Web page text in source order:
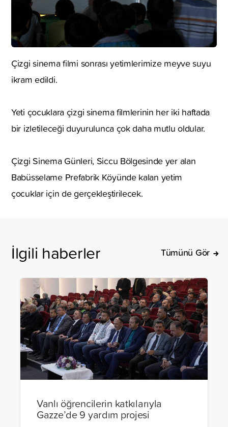
Çizgi sinema filmi sonrası yetimlerimize meyve suyu
ikram edildi.
Yeti çocuklara çizgi sinema filmlerinin her iki haftada
bir izletileceği duyurulunca çok daha mutlu oldular.
Çizgi Sinema Günleri, Siccu Bölgesinde yer alan
Babüsselame Prefabrik Köyünde kalan yetim
çocuklar için de gerçekleştirilecek.
İlgili haberler Tümünü Gör
Vanlı öğrencilerin katkılarıyla
Gazze’de 9 yardım projesi